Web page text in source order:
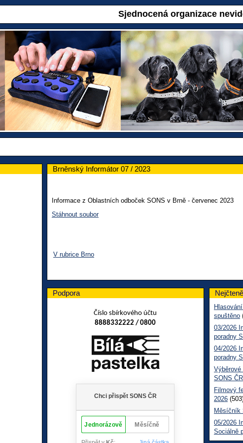
Sjednocená organizace
Brněnský Informátor 07 / 2023
Informace z Oblastních odboček SONS v Brně - červenec 2023
Stáhnout soubor
V rubrice Brno
Podpora
Číslo sbírkového účtu
8888332222 / 0800
spuštěno
03/2026
poradny
04/2026
poradny
SONS
Filmový
2026
Měsíčník
05/2026
Sociálně